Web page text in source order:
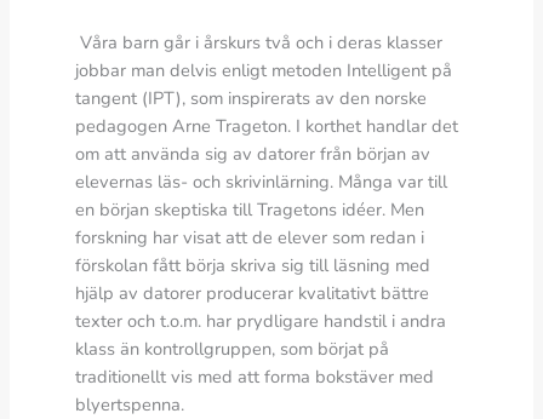
Våra barn går i årskurs två och i deras klasser
jobbar man delvis enligt metoden Intelligent på
tangent (IPT), som inspirerats av den norske
pedagogen Arne Trageton. I korthet handlar det
om att använda sig av datorer från början av
elevernas läs- och skrivinlärning. Många var till
en början skeptiska till Tragetons idéer. Men
forskning har visat att de elever som redan i
förskolan fått börja skriva sig till läsning med
hjälp av datorer producerar kvalitativt bättre
texter och t.o.m. har prydligare handstil i andra
klass än kontrollgruppen, som börjat på
traditionellt vis med att forma bokstäver med
blyertspenna.